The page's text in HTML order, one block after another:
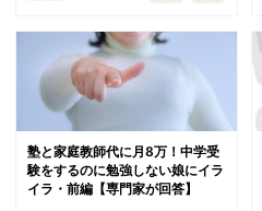
塾と家庭教師代に月8万！中学受
験をするのに勉強しない娘にイラ
イラ・前編【専門家が回答】